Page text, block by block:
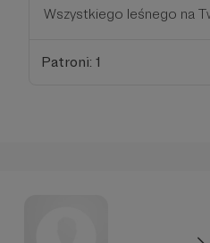
Wszystkiego leśnego na
Patroni: 1